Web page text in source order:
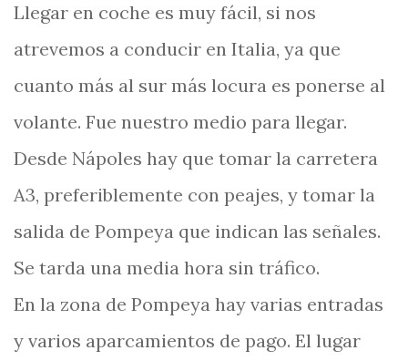
Llegar en coche es muy fácil, si nos
atrevemos a conducir en Italia, ya que
cuanto más al sur más locura es ponerse al
volante. Fue nuestro medio para llegar.
Desde Nápoles hay que tomar la carretera
A3, preferiblemente con peajes, y tomar la
salida de Pompeya que indican las señales.
Se tarda una media hora sin tráfico.
En la zona de Pompeya hay varias entradas
y varios aparcamientos de pago. El lugar